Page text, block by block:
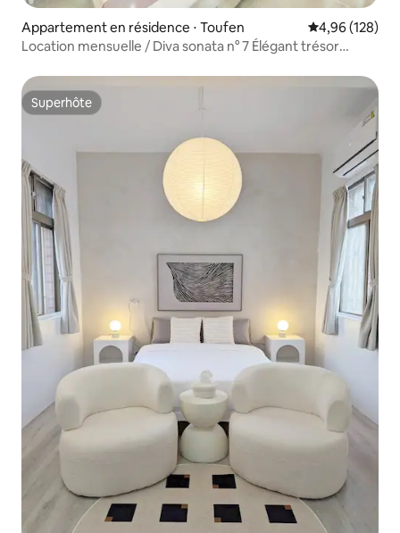
Appartement en résidence ⋅ Toufen Évaluation
4,96 (128)
Location mensuelle / Diva sonata n° 7 Élégant trésor
Superhôte
Superhôte